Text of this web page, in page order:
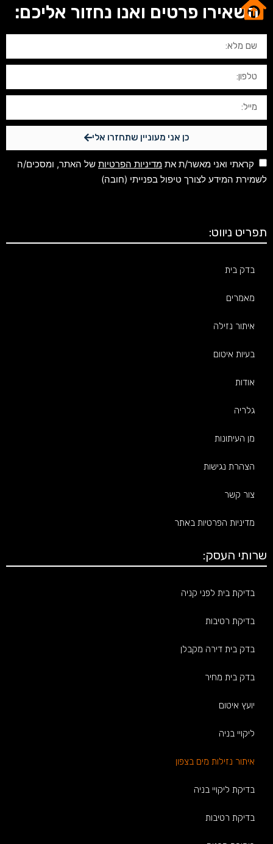
השאירו פרטים ואנו נחזור אליכם:
כן אני מעוניין שתחזרו אלי
קראתי ואני מאשר/ת את מדיניות הפרטיות של האתר, ומסכים/ה
לשמירת המידע לצורך טיפול בפנייתי (חובה)
תפריט ניווט:
בדק בית
מאמרים
איתור נזילה
בעיות איטום
אודות
גלריה
מן העיתונות
הצהרת נגישות
צור קשר
מדיניות הפרטיות באתר
שרותי העסק:
בדיקת בית לפני קניה
בדיקת רטיבות
בדק בית דירה מקבלן
בדק בית מחיר
יועץ איטום
ליקויי בניה
איתור נזילות מים בצפון
בדיקת ליקויי בניה
בדיקת רטיבות